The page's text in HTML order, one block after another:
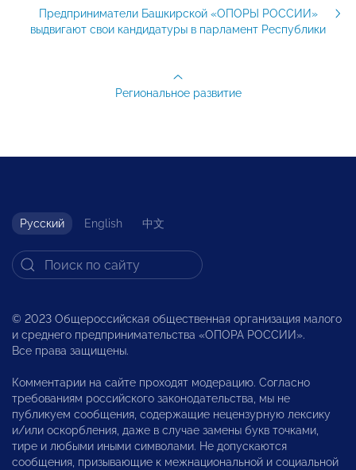
Предприниматели Башкирской «ОПОРЫ РОССИИ»
выдвигают свои кандидатуры в парламент Республики
Региональное развитие
Русский English 中文
© 2023 Общероссийская общественная организация малого
и среднего предпринимательства «ОПОРА РОССИИ».
Все права защищены.
Комментарии на сайте проходят модерацию. Согласно
требованиям российского законодательства, мы не
публикуем сообщения, содержащие нецензурную лексику
и/или оскорбления, даже в случае замены букв точками,
тире и любыми иными символами. Не допускаются
сообщения, призывающие к межнациональной и социальной